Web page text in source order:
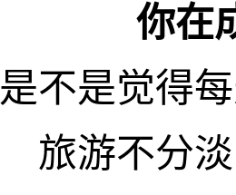
你在
是不是觉得
旅游不分